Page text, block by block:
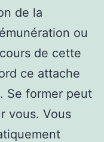
de la
ou
de cette
ce attache
Se former peut
vous. Vous